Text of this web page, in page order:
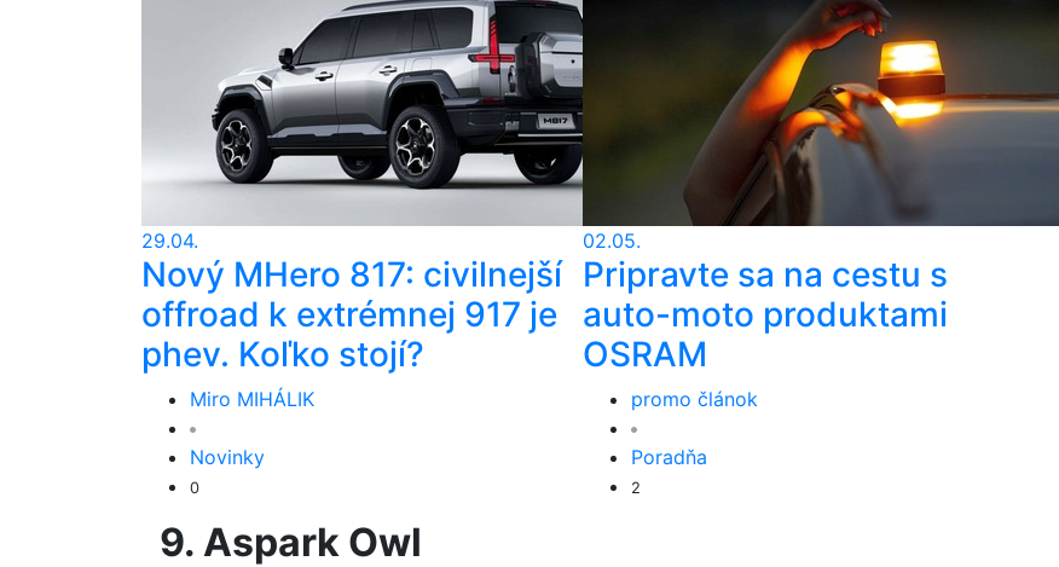
29.04.
Nový MHero 817: civilnejší
offroad k extrémnej 917 je
phev. Koľko stojí?
Miro MIHÁLIK
Novinky
0
02.05.
Pripravte sa na cestu s
auto-moto produktami
OSRAM
promo článok
Poradňa
2
9. Aspark Owl